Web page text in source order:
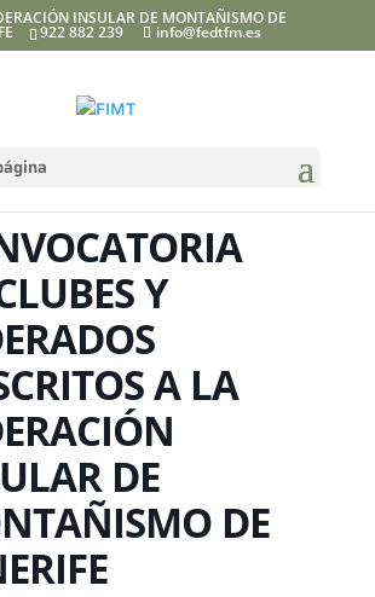
INSULAR DE MONTAÑISMO DE
922 882 239 info@fedtfm.es
Y
A LA
DE
DE